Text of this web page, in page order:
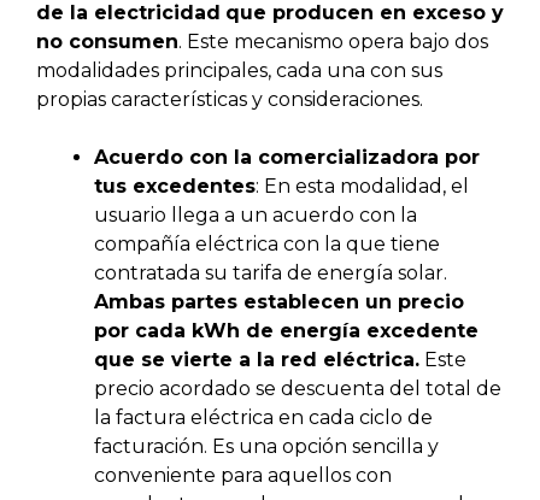
de la electricidad que producen en exceso y
no consumen. Este mecanismo opera bajo dos
modalidades principales, cada una con sus
propias características y consideraciones.
Acuerdo con la comercializadora por
tus excedentes: En esta modalidad, el
usuario llega a un acuerdo con la
compañía eléctrica con la que tiene
contratada su tarifa de energía solar.
Ambas partes establecen un precio
por cada kWh de energía excedente
que se vierte a la red eléctrica. Este
precio acordado se descuenta del total de
la factura eléctrica en cada ciclo de
facturación. Es una opción sencilla y
conveniente para aquellos con